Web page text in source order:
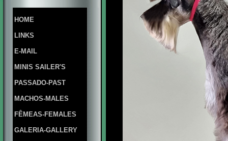
HOME
LINKS
E-MAIL
MINIS SAILER'S
PASSADO-PAST
MACHOS-MALES
FÊMEAS-FEMALES
GALERIA-GALLERY